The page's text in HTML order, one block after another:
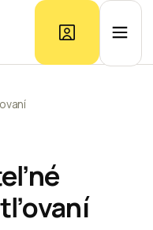
Ponuka kancelárií
Prieskum trhu
Kontakt